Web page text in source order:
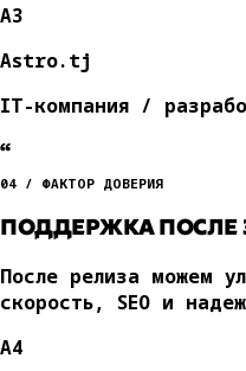
A3
Astro.tj
IT-компания /
“
04 / ФАКТОР ДОВЕРИЯ
ПОДДЕРЖКА ПОСЛЕ
После релиза можем
скорость, SEO и
A4